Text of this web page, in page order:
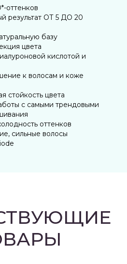
оттенков
результат ОТ 5 ДО 20
базу
цвета
кислотой и
к волосам и коже
стойкость цвета
с самыми трендовыми
оттенков
сильные волосы